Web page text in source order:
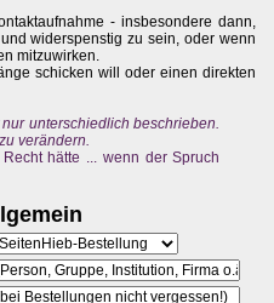
- insbesondere dann,
widerspenstig zu sein, oder wenn
mitzuwirken.
schicken will oder einen direkten
unterschiedlich beschrieben.
verändern.
hätte ... wenn der Spruch